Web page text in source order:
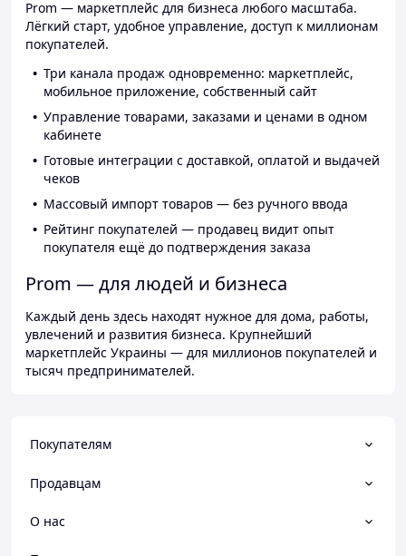
Prom — маркетплейс для бизнеса любого масштаба.
Лёгкий старт, удобное управление, доступ к миллионам
покупателей.
Три канала продаж одновременно: маркетплейс,
мобильное приложение, собственный сайт
Управление товарами, заказами и ценами в одном
кабинете
Готовые интеграции с доставкой, оплатой и выдачей
чеков
Массовый импорт товаров — без ручного ввода
Рейтинг покупателей — продавец видит опыт
покупателя ещё до подтверждения заказа
Prom — для людей и бизнеса
Каждый день здесь находят нужное для дома, работы,
увлечений и развития бизнеса. Крупнейший
маркетплейс Украины — для миллионов покупателей и
тысяч предпринимателей.
Покупателям
Продавцам
О нас